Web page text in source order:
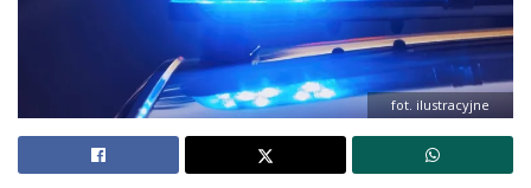
fot. ilustracyjne